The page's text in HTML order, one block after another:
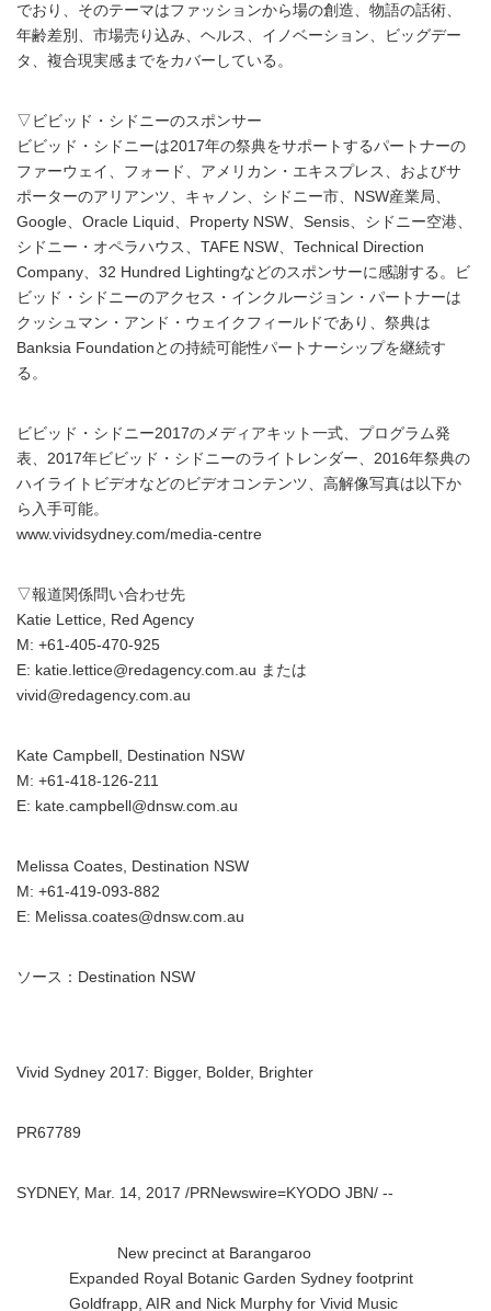
でおり、そのテーマはファッションから場の創造、物語の話術、
年齢差別、市場売り込み、ヘルス、イノベーション、ビッグデー
タ、複合現実感までをカバーしている。
▽ビビッド・シドニーのスポンサー
ビビッド・シドニーは2017年の祭典をサポートするパートナーの
ファーウェイ、フォード、アメリカン・エキスプレス、およびサ
ポーターのアリアンツ、キャノン、シドニー市、NSW産業局、
Google、Oracle Liquid、Property NSW、Sensis、シドニー空港、
シドニー・オペラハウス、TAFE NSW、Technical Direction
Company、32 Hundred Lightingなどのスポンサーに感謝する。ビ
ビッド・シドニーのアクセス・インクルージョン・パートナーは
クッシュマン・アンド・ウェイクフィールドであり、祭典は
Banksia Foundationとの持続可能性パートナーシップを継続す
る。
ビビッド・シドニー2017のメディアキット一式、プログラム発
表、2017年ビビッド・シドニーのライトレンダー、2016年祭典の
ハイライトビデオなどのビデオコンテンツ、高解像写真は以下か
ら入手可能。
www.vividsydney.com/media-centre
▽報道関係問い合わせ先
Katie Lettice, Red Agency
M: +61-405-470-925
E: katie.lettice@redagency.com.au または
vivid@redagency.com.au
Kate Campbell, Destination NSW
M: +61-418-126-211
E: kate.campbell@dnsw.com.au
Melissa Coates, Destination NSW
M: +61-419-093-882
E: Melissa.coates@dnsw.com.au
ソース：Destination NSW
Vivid Sydney 2017: Bigger, Bolder, Brighter
PR67789
SYDNEY, Mar. 14, 2017 /PRNewswire=KYODO JBN/ --
New precinct at Barangaroo
Expanded Royal Botanic Garden Sydney footprint
Goldfrapp, AIR and Nick Murphy for Vivid Music